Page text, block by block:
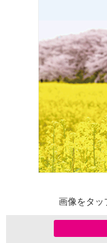
画像をタッ